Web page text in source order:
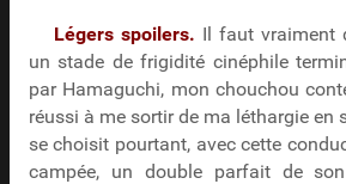
Légers spoilers. Il faut vraiment
un stade de frigidité cinéphile
par Hamaguchi, mon chouchou
réussi à me sortir de ma léthargie
se choisit pourtant, avec cette
campée, un double parfait de